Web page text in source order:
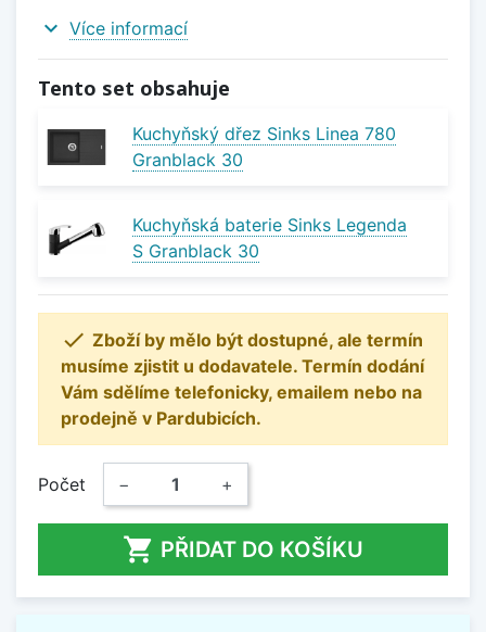
expand_more Více informací
Tento set obsahuje
Kuchyňský dřez Sinks Linea 780
Granblack 30
Kuchyňská baterie Sinks Legenda
S Granblack 30
 Zboží by mělo být dostupné, ale termín
musíme zjistit u dodavatele. Termín dodání
Vám sdělíme telefonicky, emailem nebo na
prodejně v Pardubicích.
Počet − +
 PŘIDAT DO KOŠÍKU